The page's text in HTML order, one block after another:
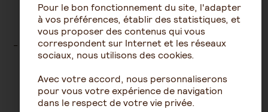
prévoyance nous offre la possibilité d’établir des
comparaisons spécifiques à votre situation, dans le
respect de la règlementation RGPD.
A des repères et tendances nationales :le
Baromètre annuel de l’absentéisme et de
d’apporter une analyse sur les évolutions
transverses aux entreprises en termes
d’absentéisme au fil des années, et de vous
Pour le bon fonctionnement du site, l'adapter
à vos préférences, établir des statistiques, et
vous proposer des contenus qui vous
correspondent sur Internet et les réseaux
sociaux, nous utilisons des cookies.
Avec votre accord, nous personnaliserons
pour vous votre expérience de navigation
dans le respect de votre vie privée.